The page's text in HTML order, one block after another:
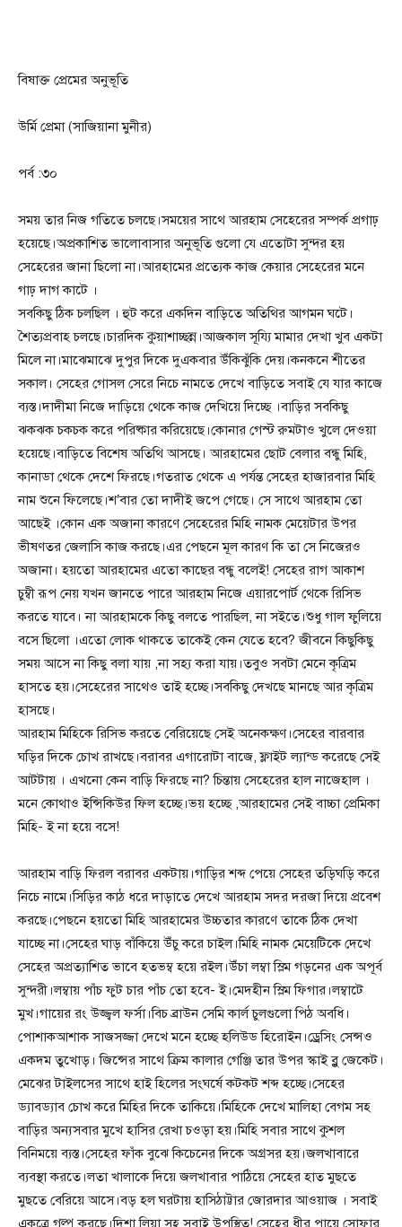
বিষাক্ত প্রেমের অনুভূতি
উর্মি প্রেমা (সাজিয়ানা মুনীর)
পর্ব :৩০
সময় তার নিজ গতিতে চলছে।সময়ের সাথে আরহাম সেহেরের সম্পর্ক প্রগাঢ়
হয়েছে।অপ্রকাশিত ভালোবাসার অনুভূতি গুলো যে এতোটা সুন্দর হয়
সেহেরের জানা ছিলো না।আরহামের প্রত্যেক কাজ কেয়ার সেহেরের মনে
গাঢ় দাগ কাটে ।
সবকিছু ঠিক চলছিল । হুট করে একদিন বাড়িতে অতিথির আগমন ঘটে।
শৈত্যপ্রবাহ চলছে।চারদিক কুয়াশাচ্ছন্ন।আজকাল সূয্যি মামার দেখা খুব একটা
মিলে না।মাঝেমাঝে দুপুর দিকে দুএকবার উঁকিঝুঁকি দেয়।কনকনে শীতের
সকাল। সেহের গোসল সেরে নিচে নামতে দেখে বাড়িতে সবাই যে যার কাজে
ব্যস্ত।দাদীমা নিজে দাড়িয়ে থেকে কাজ দেখিয়ে দিচ্ছে ।বাড়ির সবকিছু
ঝকঝক চকচক করে পরিষ্কার করিয়েছে।কোনার গেস্ট রুমটাও খুলে দেওয়া
হয়েছে।বাড়িতে বিশেষ অতিথি আসছে। আরহামের ছোট বেলার বন্ধু মিহি,
কানাডা থেকে দেশে ফিরছে।গতরাত থেকে এ পর্যন্ত সেহের হাজারবার মিহি
নাম শুনে ফিলেছে।শ’বার তো দাদীই জপে গেছে। সে সাথে আরহাম তো
আছেই ।কোন এক অজানা কারণে সেহেরের মিহি নামক মেয়েটার উপর
ভীষণতর জেলাসি কাজ করছে।এর পেছনে মূল কারণ কি তা সে নিজেরও
অজানা। হয়তো আরহামের এতো কাছের বন্ধু বলেই! সেহের রাগ আকাশ
চুম্বী রূপ নেয় যখন জানতে পারে আরহাম নিজে এয়ারপোর্ট থেকে রিসিভ
করতে যাবে। না আরহামকে কিছু বলতে পারছিল, না সইতে।শুধু গাল ফুলিয়ে
বসে ছিলো ।এতো লোক থাকতে তাকেই কেন যেতে হবে? জীবনে কিছুকিছু
সময় আসে না কিছু বলা যায় ,না সহ্য করা যায়।তবুও সবটা মেনে কৃত্রিম
হাসতে হয়।সেহেরের সাথেও তাই হচ্ছে।সবকিছু দেখছে মানছে আর কৃত্রিম
হাসছে।
আরহাম মিহিকে রিসিভ করতে বেরিয়েছে সেই অনেকক্ষণ।সেহের বারবার
ঘড়ির দিকে চোখ রাখছে।বরাবর এগারোটা বাজে, ফ্লাইট ল্যান্ড করেছে সেই
আটটায় । এখনো কেন বাড়ি ফিরছে না? চিন্তায় সেহেরের হাল নাজেহাল ।
মনে কোথাও ইন্সিকিউর ফিল হচ্ছে।ভয় হচ্ছে ,আরহামের সেই বাচ্চা প্রেমিকা
মিহি- ই না হয়ে বসে!
আরহাম বাড়ি ফিরল বরাবর একটায়।গাড়ির শব্দ পেয়ে সেহের তড়িঘড়ি করে
নিচে নামে।সিড়ির কাঠ ধরে দাড়াতে দেখে আরহাম সদর দরজা দিয়ে প্রবেশ
করছে।পেছনে হয়তো মিহি আরহামের উচ্চতার কারণে তাকে ঠিক দেখা
যাচ্ছে না।সেহের ঘাড় বাঁকিয়ে উঁচু করে চাইল।মিহি নামক মেয়েটিকে দেখে
সেহের অপ্রত্যাশিত ভাবে হতভম্ব হয়ে রইল।উঁচা লম্বা স্লিম গড়নের এক অপূর্ব
সুন্দরী।লম্বায় পাঁচ ফুট চার পাঁচ তো হবে- ই।মেদহীন স্লিম ফিগার।লম্বাটে
মুখ।গায়ের রং উজ্জ্বল ফর্সা।বিচ ব্রাউন সেমি কার্ল চুলগুলো পিঠ অবধি।
পোশাকআশাক সাজসজ্জা দেখে মনে হচ্ছে হলিউড হিরোইন।ড্রেসিং সেন্সও
একদম তুখোড়। জিন্সের সাথে ক্রিম কালার গেঞ্জি তার উপর স্কাই ব্লু জেকেট।
মেঝের টাইলসের সাথে হাই হিলের সংঘর্ষে কটকট শব্দ হচ্ছে।সেহের
ড্যাবড্যাব চোখ করে মিহির দিকে তাকিয়ে।মিহিকে দেখে মালিহা বেগম সহ
বাড়ির অন্যসবার মুখে হাসির রেখা চওড়া হয়।মিহি সবার সাথে কুশল
বিনিময়ে ব্যস্ত।সেহের ফাঁক বুঝে কিচেনের দিকে অগ্রসর হয়।জলখাবারে
ব্যবস্থা করতে।লতা খালাকে দিয়ে জলখাবার পাঠিয়ে সেহের হাত মুছতে
মুছতে বেরিয়ে আসে।বড় হল ঘরটায় হাসিঠাট্টার জোরদার আওয়াজ । সবাই
একত্রে গল্প করছে।দিশা,লিয়া সহ সবাই উপস্থিত! সেহের ধীর পায়ে সোফার